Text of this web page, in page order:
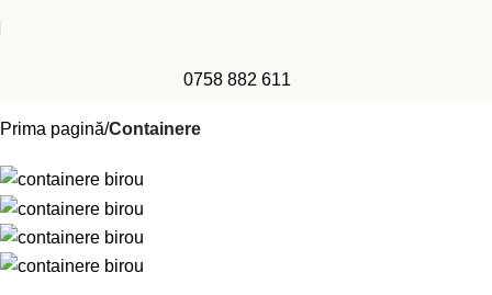
0758 882 611
Prima pagină Containere